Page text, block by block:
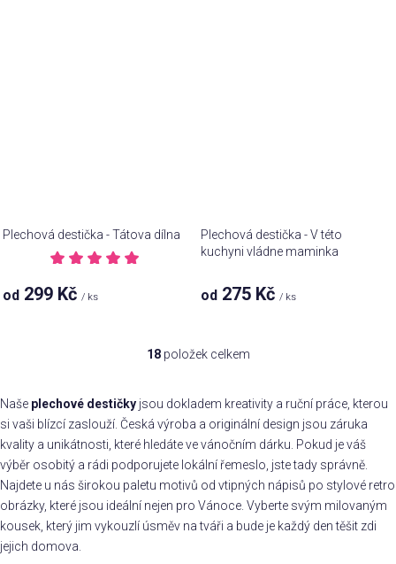
Plechová destička - Tátova dílna
hodnocení
produktu
od 299 Kč/ ks
Plechová destička - V této
kuchyni vládne maminka
Průměrné
hodnocení
z 5
od 275 Kč/ ks
O
l
á
d
a
c
í
p
r
18položek celkem
Naše plechové destičky jsou dokladem kreativity a ruční práce, kterou
si vaši blízcí zaslouží. Česká výroba a originální design jsou záruka
kvality a unikátnosti, které hledáte ve vánočním dárku. Pokud je váš
výběr osobitý a rádi podporujete lokální řemeslo, jste tady správně.
Najdete u nás širokou paletu motivů od vtipných nápisů po stylové retro
obrázky, které jsou ideální nejen pro Vánoce. Vyberte svým milovaným
kousek, který jim vykouzlí úsměv na tváři a bude je každý den těšit zdi
jejich domova.